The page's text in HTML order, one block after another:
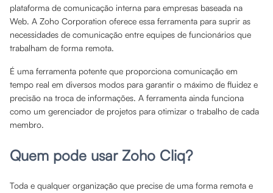
plataforma de comunicação interna para empresas baseada na
Web. A Zoho Corporation oferece essa ferramenta para suprir as
necessidades de comunicação entre equipes de funcionários que
trabalham de forma remota.
É uma ferramenta potente que proporciona comunicação em
tempo real em diversos modos para garantir o máximo de fluidez e
precisão na troca de informações. A ferramenta ainda funciona
como um gerenciador de projetos para otimizar o trabalho de cada
membro.
Quem pode usar Zoho Cliq?
Toda e qualquer organização que precise de uma forma remota e